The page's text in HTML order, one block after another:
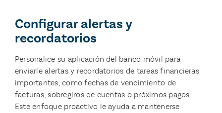
Configurar alertas y
recordatorios
Personalice su aplicación del banco móvil para
enviarle alertas y recordatorios de tareas financieras
importantes, como fechas de vencimiento de
facturas, sobregiros de cuentas o próximos pagos.
Este enfoque proactivo le ayuda a mantenerse